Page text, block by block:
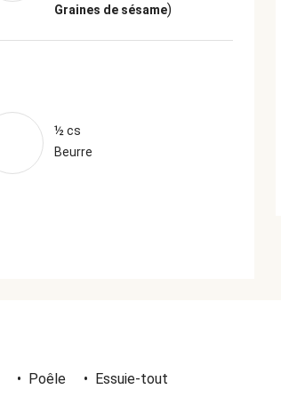
Graines de sésame)
½ cs
Beurre
• Poêle • Essuie-tout